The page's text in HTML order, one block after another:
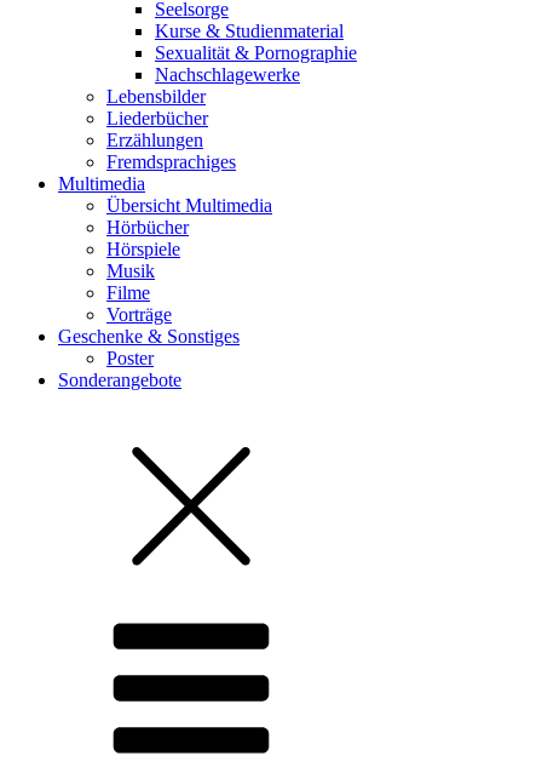
Seelsorge
Kurse & Studienmaterial
Sexualität & Pornographie
Nachschlagewerke
Lebensbilder
Liederbücher
Erzählungen
Fremdsprachiges
Multimedia
Übersicht Multimedia
Hörbücher
Hörspiele
Musik
Filme
Vorträge
Geschenke & Sonstiges
Poster
Sonderangebote